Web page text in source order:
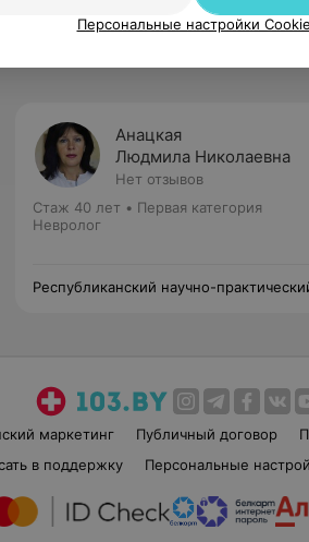
Анацкая
Людмила Николаевна
Нет отзывов
Стаж 40 лет • Первая категория
Невролог
Республиканский научно-
маркетинг Публичный договор
в поддержку Персональные
Персональные настройки Cookie